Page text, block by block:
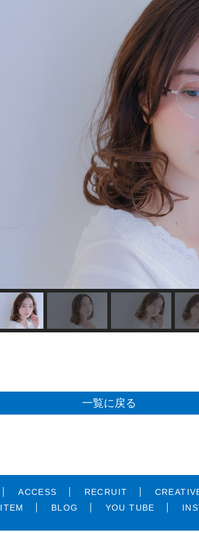
一覧に戻る
ACCESS RECRUIT
ITEM BLOG YOU TUBE